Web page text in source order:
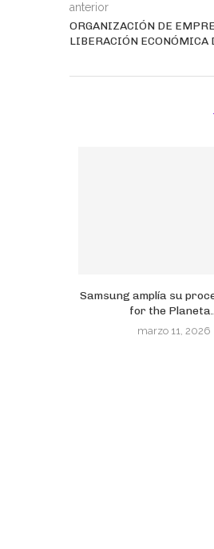
anterior
ORGANIZACIÓN DE
LIBERACIÓN ECONÓMICA
Samsung amplía su
for the
marzo 11, 2026